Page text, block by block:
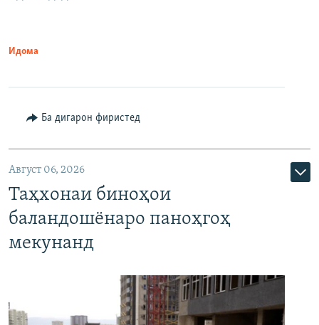
Идома
Ба дигарон фиристед
Август 06, 2026
Таҳхонаи биноҳои
баландошёнаро паноҳгоҳ
мекунанд